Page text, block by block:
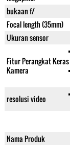
bukaan f/
Focal length (35mm)
Ukuran sensor
Fitur Perangkat Keras
Kamera
resolusi video
Nama Produk